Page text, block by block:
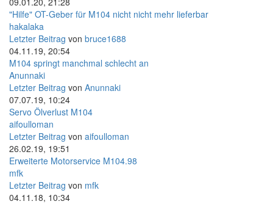
"Hilfe" OT-Geber für M104 nicht nicht mehr lieferbar
hakalaka
Letzter Beitrag von bruce1688
04.11.19, 20:54
M104 springt manchmal schlecht an
Anunnaki
Letzter Beitrag von Anunnaki
07.07.19, 10:24
Servo Ölverlust M104
aifoulloman
Letzter Beitrag von aifoulloman
26.02.19, 19:51
Erweiterte Motorservice M104.98
mfk
Letzter Beitrag von mfk
04.11.18, 10:34